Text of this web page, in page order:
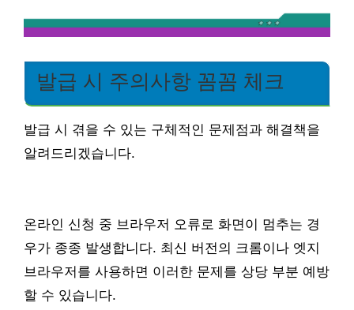
발급 시 주의사항 꼼꼼 체크
발급 시 겪을 수 있는 구체적인 문제점과 해결책을
알려드리겠습니다.
온라인 신청 중 브라우저 오류로 화면이 멈추는 경
우가 종종 발생합니다. 최신 버전의 크롬이나 엣지
브라우저를 사용하면 이러한 문제를 상당 부분 예방
할 수 있습니다.